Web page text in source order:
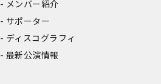
メンバー紹介
サポーター
ディスコグラフィ
最新公演情報